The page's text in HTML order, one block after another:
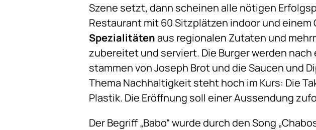
Szene setzt, dann scheinen alle nötigen
Restaurant mit 60 Sitzplätzen indoor und
Spezialitätenaus regionalen Zutaten und
zubereitet und serviert. Die Burger werden
stammen von Joseph Brot und die Saucen und
Thema Nachhaltigkeit steht hoch im Kurs: Die
Plastik. Die Eröffnung soll einer Aussendung
Der Begriff „Babo“ wurde durch den Song